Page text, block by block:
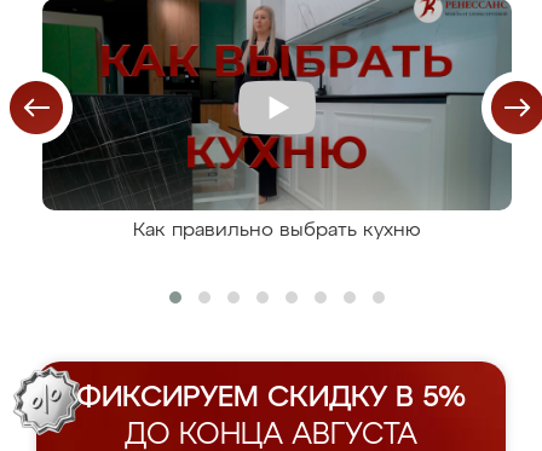
Как правильно выбрать кухню
ФИКСИРУЕМ СКИДКУ В 5%
ДО КОНЦА АВГУСТА